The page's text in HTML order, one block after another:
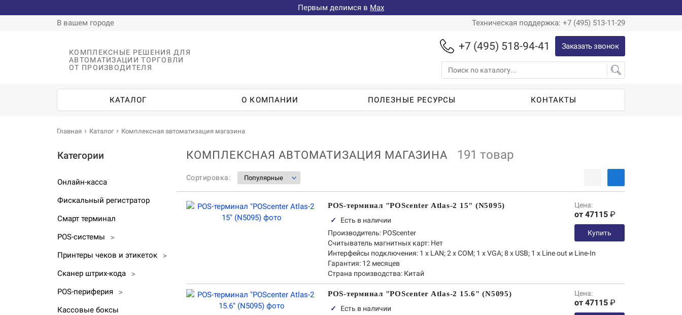
Первым делимся в Max
В вашем городе
Техническая поддержка: +7 (495) 513-11-29
КОМПЛЕКСНЫЕ РЕШЕНИЯ ДЛЯ
АВТОМАТИЗАЦИИ ТОРГОВЛИ
ОТ ПРОИЗВОДИТЕЛЯ
+7 (495) 518-94-41 Заказать звонок
КАТАЛОГ О КОМПАНИИ ПОЛЕЗНЫЕ РЕСУРСЫ КОНТАКТЫ
Главная Каталог Комплексная автоматизация магазина
Категории
Онлайн-касса
Фискальный регистратор
Смарт терминал
POS-системы
>
Принтеры чеков и этикеток >
Сканер штрих-кода >
POS-периферия >
Кассовые боксы
КОМПЛЕКСНАЯ АВТОМАТИЗАЦИЯ МАГАЗИНА 191 товар
Сортировка:
Цена:
от 47115 ₽
Купить
POS-терминал "POScenter Atlas-2 15" (N5095)
✓
Есть в наличии
Производитель:POScenter
Считыватель магнитных карт:Нет
Интерфейсы подключения:1 x LAN; 2 x COM; 1 х VGA; 8 x USB; 1 x Line out и Line-In
Гарантия:12 месяцев
Страна производства:Китай
Цена:
от 47115 ₽
POS-терминал "POScenter Atlas-2 15.6" (N5095)
✓
Есть в наличии